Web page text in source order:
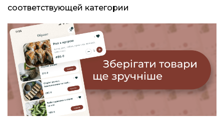
соответствующей категории